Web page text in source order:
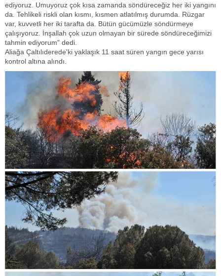
ediyoruz. Umuyoruz çok kısa zamanda söndüreceğiz her iki yangını
da. Tehlikeli riskli olan kısmı, kısmen atlatılmış durumda. Rüzgar
var, kuvvetli her iki tarafta da. Bütün gücümüzle söndürmeye
çalışıyoruz. İnşallah çok uzun olmayan bir sürede söndüreceğimizi
tahmin ediyorum" dedi.
Aliağa Çaltılıderede'ki yaklaşık 11 saat süren yangın gece yarısı
kontrol altına alındı.